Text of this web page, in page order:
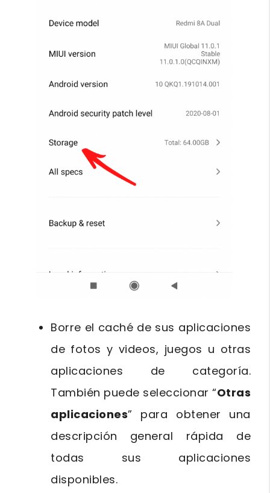
Borre el caché de sus aplicaciones
de fotos y videos, juegos u otras
aplicaciones de categoría.
También puede seleccionar “Otras
aplicaciones” para obtener una
descripción general rápida de
todas sus aplicaciones
disponibles.